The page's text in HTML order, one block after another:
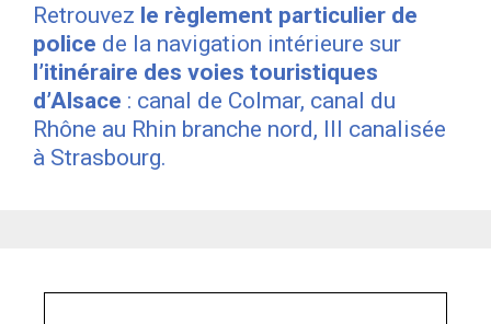
Retrouvez le règlement particulier de
police de la navigation intérieure sur
l’itinéraire des voies touristiques
d’Alsace : canal de Colmar, canal du
Rhône au Rhin branche nord, Ill canalisée
à Strasbourg.